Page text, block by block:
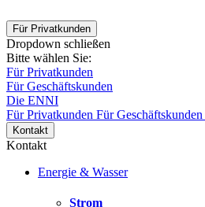
Für Privatkunden
Dropdown schließen
Bitte wählen Sie:
Für Privatkunden
Für Geschäftskunden
Die ENNI
Für Privatkunden Für Geschäftskunden
Kontakt
Kontakt
Energie & Wasser
Strom